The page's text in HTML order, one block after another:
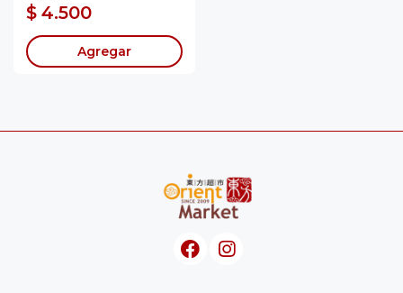
$ 4.500
Agregar